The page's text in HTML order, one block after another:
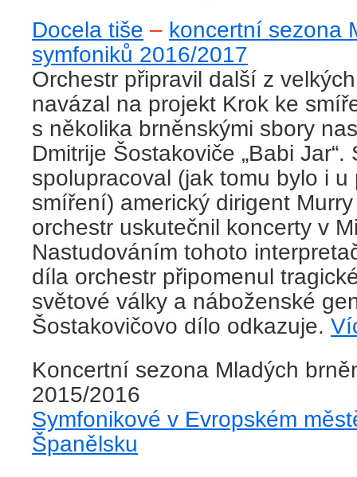
Docela tiše – koncertní sezona
symfoniků 2016/2017
Orchestr připravil další z
navázal na projekt Krok ke
s několika brněnskými sbory
Dmitrije Šostakoviče „Babi
spolupracoval (jak tomu bylo i
smíření) americký dirigent
orchestr uskutečnil koncerty v
Nastudováním tohoto
díla orchestr připomenul
světové války a náboženské
Šostakovičovo dílo odkazuje.
Koncertní sezona Mladých
2015/2016
Symfonikové v Evropském
Španělsku